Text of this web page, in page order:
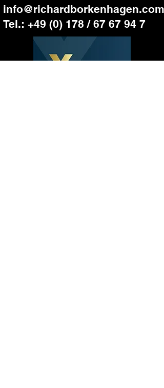
info@richardborkenhagen.com
Tel.: +49 (0) 178 / 67 67 94 7